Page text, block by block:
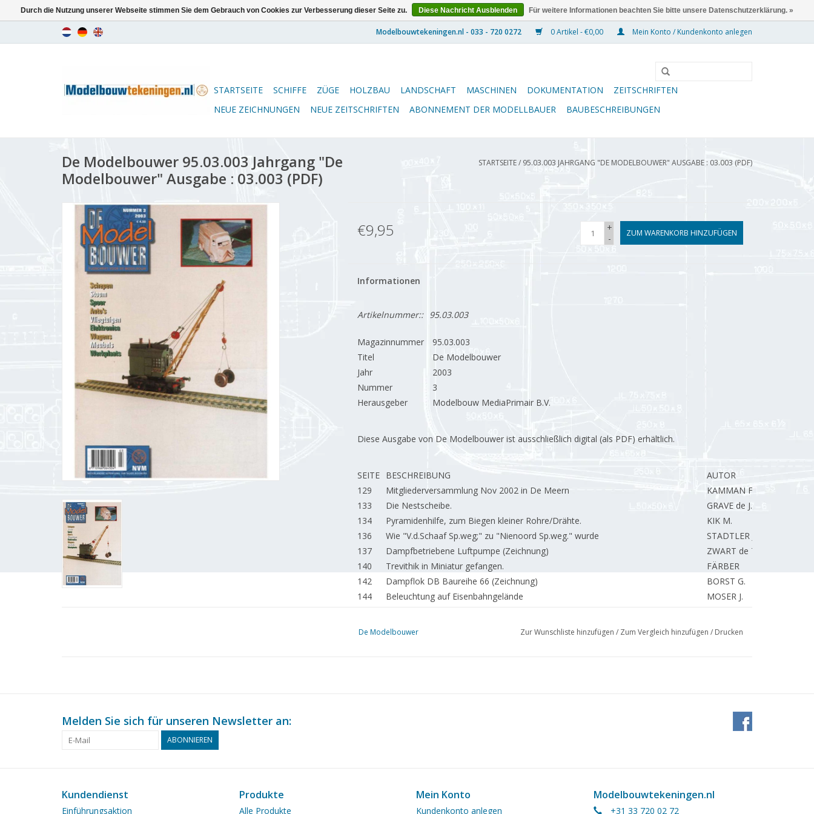
0 Artikel - €0,00 Mein Konto / Kundenkonto anlegen
STARTSEITE SCHIFFE ZÜGE HOLZBAU LANDSCHAFT MASCHINEN DOKUMENTATION
ZEITSCHRIFTEN
NEUE ZEICHNUNGEN
NEUE ZEITSCHRIFTEN ABONNEMENT DER MODELLBAUER BAUBESCHREIBUNGEN
De Modelbouwer 95.03.003 Jahrgang "De
Modelbouwer" Ausgabe : 03.003 (PDF)
STARTSEITE/ 95.03.003 JAHRGANG "DE MODELBOUWER" AUSGABE : 03.003 (PDF)
€9,95
+
-
ZUM WARENKORB HINZUFÜGEN
Informationen
Artikelnummer:: 95.03.003
Magazinnummer
95.03.003
Titel
De Modelbouwer
Jahr
2003
Nummer
3
Herausgeber
Modelbouw MediaPrimair B.V.
Diese Ausgabe von De Modelbouwer ist ausschließlich digital (als PDF) erhältlich.
SEITE BESCHREIBUNG
AUTOR
129
Mitgliederversammlung Nov 2002 in De Meern
KAMMAN F.
133
Die Nestscheibe.
GRAVE de J.
134
Pyramidenhilfe, zum Biegen kleiner Rohre/Drähte.
KIK M.
136
Wie "V.d.Schaaf Sp.weg;" zu "Nienoord Sp.weg." wurde
STADTLER J.
137
Dampfbetriebene Luftpumpe (Zeichnung)
ZWART de T.
140
Trevithik in Miniatur gefangen.
FÄRBER
142
Dampflok DB Baureihe 66 (Zeichnung)
BORST G.
144
Beleuchtung auf Eisenbahngelände
MOSER J.
150
Der Schienenkran SHM 39 "De Schelde" in HO
MOOIJ R.
LOON van W.
AKKERMAN P.
Für Ihre Agenda.
KAMMAN F.
Mitgliederanzeigen.
De Modelbouwer Zur Wunschliste hinzufügen / Zum Vergleich hinzufügen / Drucken
Melden Sie sich für unseren Newsletter an:
ABONNIEREN
Kundendienst
Einführungsaktion
Produkte
Alle Produkte
Mein Konto
Kundenkonto anlegen
Modelbouwtekeningen.nl
+31 33 720 02 72
Durch die Nutzung unserer Webseite stimmen Sie dem Gebrauch von Cookies zur Verbesserung dieser Seite zu. Diese Nachricht Ausblenden Für weitere Informationen beachten Sie bitte unsere Datenschutzerklärung. »